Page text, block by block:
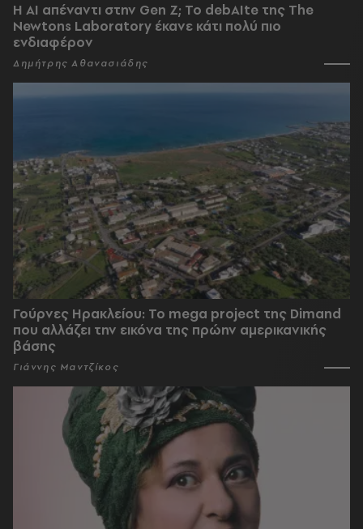
Η AI απέναντι στην Gen Z; Το debAIte της The
Newtons Laboratory έκανε κάτι πολύ πιο
ενδιαφέρον
Δημήτρης Αθανασιάδης
Γούρνες Ηρακλείου: To mega project της Dimand
που αλλάζει την εικόνα της πρώην αμερικανικής
βάσης
Γιάννης Μαντζίκος